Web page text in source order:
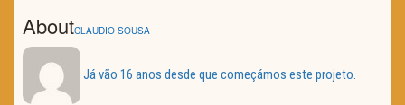
AboutCLAUDIO SOUSA
Já vão 16 anos desde que começámos este projeto.